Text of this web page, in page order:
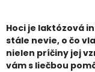
Hoci je laktózová
stále nevie, o čo
nielen príčiny jej
vám s liečbou